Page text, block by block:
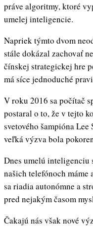
práve algoritmy, ktoré
umelej inteligencie.
Napriek týmto dvom
stále dokázal zachovať
čínskej strategickej hre
má síce jednoduché
V roku 2016 sa počítač
postaral o to, že v tejto
svetového šampióna
veľká výzva bola
Dnes umelú inteligenciu
našich telefónoch máme
sa riadia autonómne a
pred nejakým časom
Čakajú nás však nové